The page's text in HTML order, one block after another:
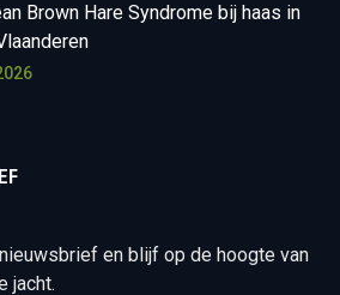
Brown Hare Syndrome bij haas in
en blijf op de hoogte van
jacht.